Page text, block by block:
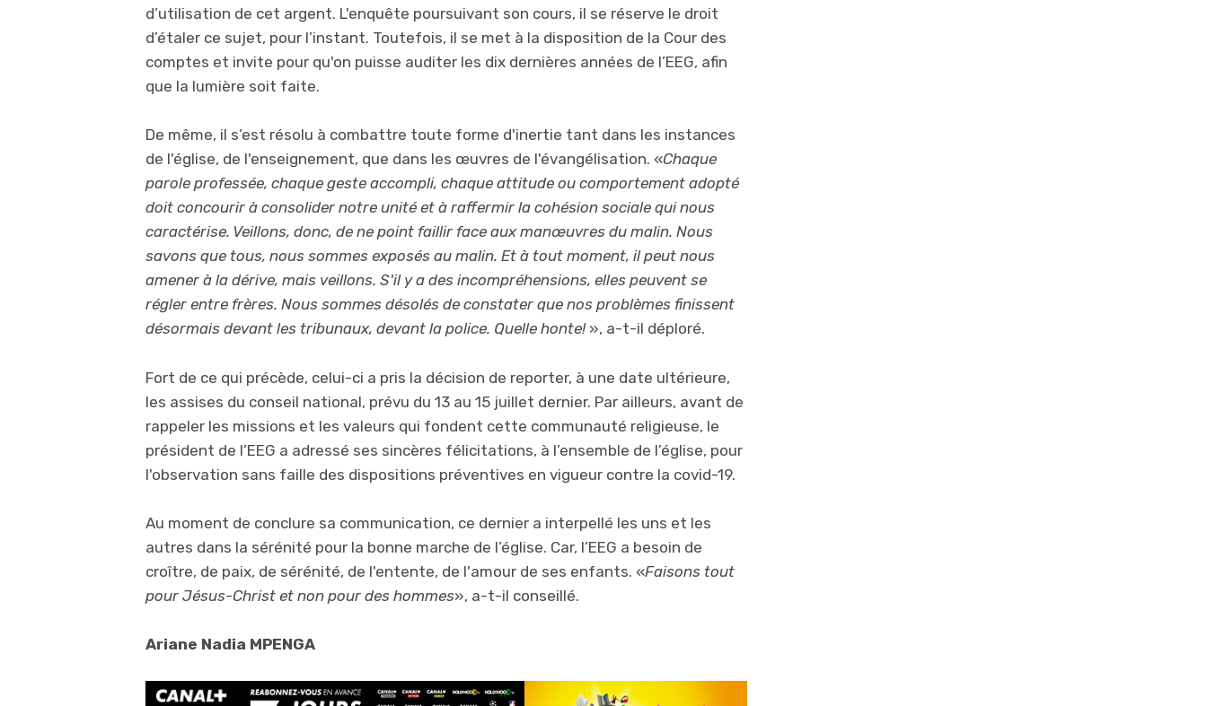
d’utilisation de cet argent. L'enquête poursuivant son cours, il se réserve le droit
d’étaler ce sujet, pour l’instant. Toutefois, il se met à la disposition de la Cour des
comptes et invite pour qu'on puisse auditer les dix dernières années de l’EEG, afin
que la lumière soit faite.
De même, il s’est résolu à combattre toute forme d'inertie tant dans les instances
de l'église, de l'enseignement, que dans les œuvres de l'évangélisation. «Chaque
parole professée, chaque geste accompli, chaque attitude ou comportement adopté
doit concourir à consolider notre unité et à raffermir la cohésion sociale qui nous
caractérise. Veillons, donc, de ne point faillir face aux manœuvres du malin. Nous
savons que tous, nous sommes exposés au malin. Et à tout moment, il peut nous
amener à la dérive, mais veillons. S'il y a des incompréhensions, elles peuvent se
régler entre frères. Nous sommes désolés de constater que nos problèmes finissent
désormais devant les tribunaux, devant la police. Quelle honte! », a-t-il déploré.
Fort de ce qui précède, celui-ci a pris la décision de reporter, à une date ultérieure,
les assises du conseil national, prévu du 13 au 15 juillet dernier. Par ailleurs, avant de
rappeler les missions et les valeurs qui fondent cette communauté religieuse, le
président de l’EEG a adressé ses sincères félicitations, à l’ensemble de l’église, pour
l'observation sans faille des dispositions préventives en vigueur contre la covid-19.
Au moment de conclure sa communication, ce dernier a interpellé les uns et les
autres dans la sérénité pour la bonne marche de l’église. Car, l’EEG a besoin de
croître, de paix, de sérénité, de l'entente, de l'amour de ses enfants. «Faisons tout
pour Jésus-Christ et non pour des hommes», a-t-il conseillé.
Ariane Nadia MPENGA